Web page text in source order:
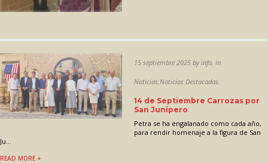
15 septiembre 2025 by info, in
Noticias,Noticias Destacadas.
14 de Septiembre Carrozas por
San Junípero
Petra se ha engalanado como cada año,
para rendir homenaje a la figura de San
Ju...
READ MORE +